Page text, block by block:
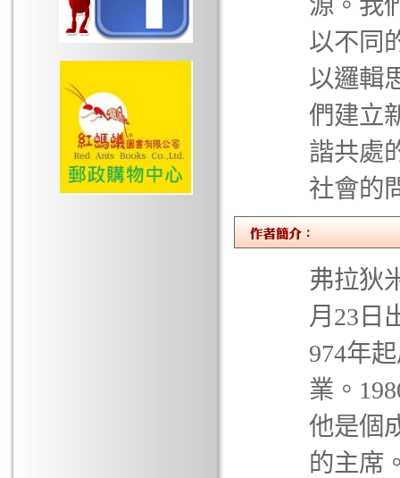
源。我
以不同
以邏輯
們建立
諧共處
社會的
弗拉狄
月23日
974年
業。
他是個
的主席